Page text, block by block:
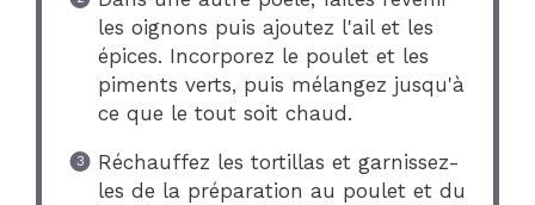
les oignons puis ajoutez l'ail et les
épices. Incorporez le poulet et les
piments verts, puis mélangez jusqu'à
ce que le tout soit chaud.
Réchauffez les tortillas et garnissez-
les de la préparation au poulet et du